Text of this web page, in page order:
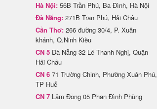
Hà Nội: 56B Trần Phú, Ba Đình, Hà Nội
Đà Nẵng: 271B Trần Phú, Hải Châu
Cần Thơ: 266 đường 30/4, P. Xuân
khánh, Q.Ninh Kiều
CN 5 Đà Nẵng 32 Lê Thanh Nghị, Quận
Hải Châu
CN 6 71 Trường Chinh, Phường Xuân Phú,
TP Huế
CN 7 Lâm Đồng 05 Phan Đình Phùng